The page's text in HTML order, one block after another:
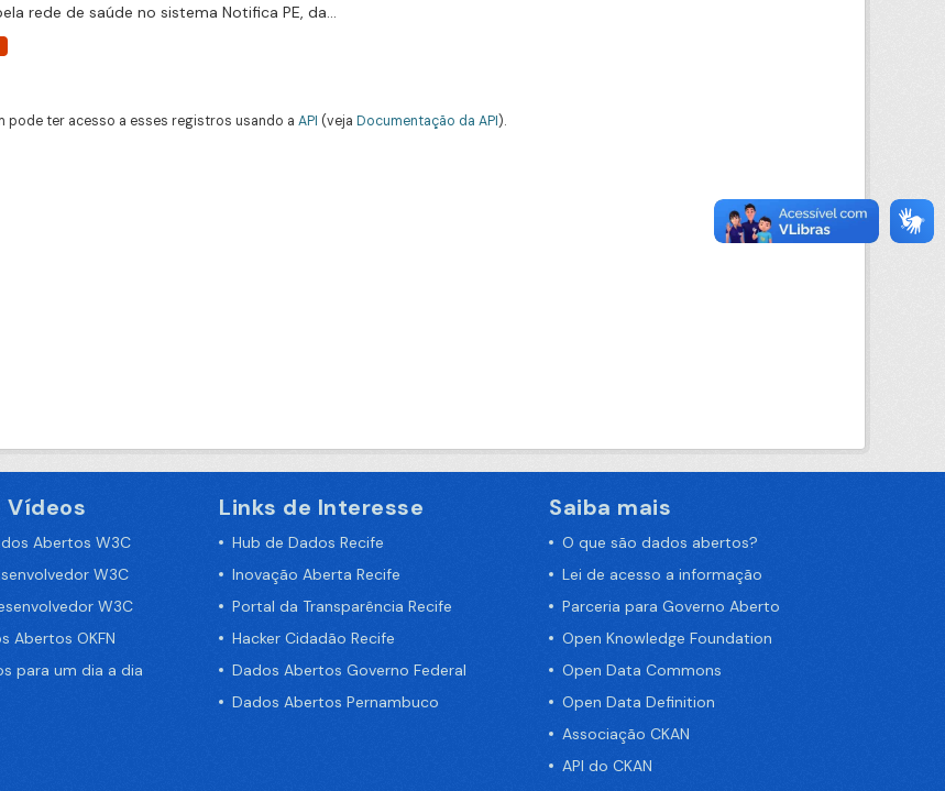
rede de saúde no sistema Notifica PE, da...
pode ter acesso a esses registros usando a API (veja Documentação da API).
Vídeos
Abertos W3C
W3C
W3C
Abertos OKFN
para um dia a dia
Links de Interesse
Hub de Dados Recife
Inovação Aberta Recife
Portal da Transparência Recife
Hacker Cidadão Recife
Dados Abertos Governo Federal
Dados Abertos Pernambuco
Saiba mais
O que são dados abertos?
Lei de acesso a informação
Parceria para Governo Aberto
Open Knowledge Foundation
Open Data Commons
Open Data Definition
Associação CKAN
API do CKAN